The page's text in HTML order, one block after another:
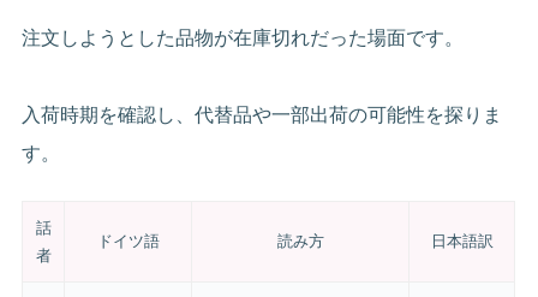
注文しようとした品物が在庫切れだった場面です。
入荷時期を確認し、代替品や一部出荷の可能性を探りま
す。
話
者
ドイツ語 読み方 日本語訳